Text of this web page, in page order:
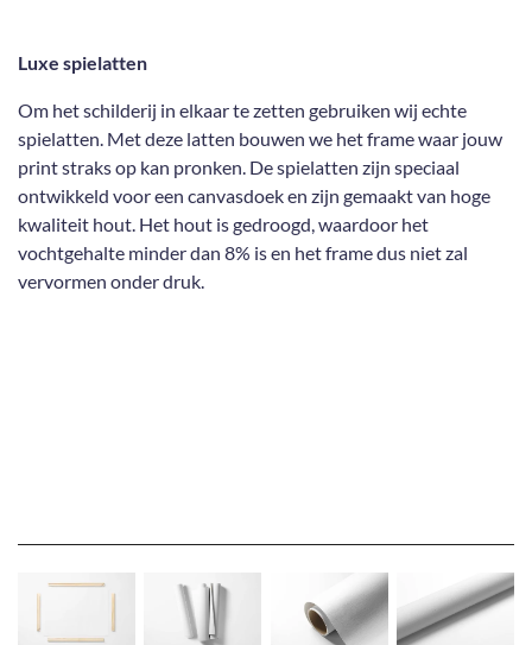
Luxe spielatten
Om het schilderij in elkaar te zetten gebruiken wij echte
spielatten. Met deze latten bouwen we het frame waar jouw
print straks op kan pronken. De spielatten zijn speciaal
ontwikkeld voor een canvasdoek en zijn gemaakt van hoge
kwaliteit hout. Het hout is gedroogd, waardoor het
vochtgehalte minder dan 8% is en het frame dus niet zal
vervormen onder druk.